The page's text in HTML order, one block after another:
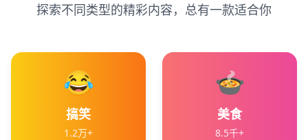
探索不同类型的精彩内容，总有一款适合你
😂
搞笑
1.2万+
🍲
美食
8.5千+